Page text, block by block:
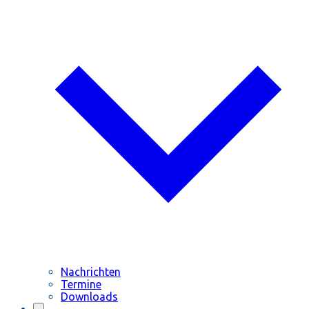
Nachrichten
Termine
Downloads